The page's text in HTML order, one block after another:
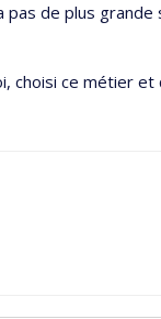
de plus grande
choisi ce métier